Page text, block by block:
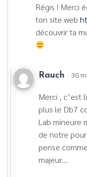
Régis ! Merci
ton site web
découvrir ta
Rauch · 30
Merci , c’est
plus le Db7
Lab mineure
de notre
pense
majeur…